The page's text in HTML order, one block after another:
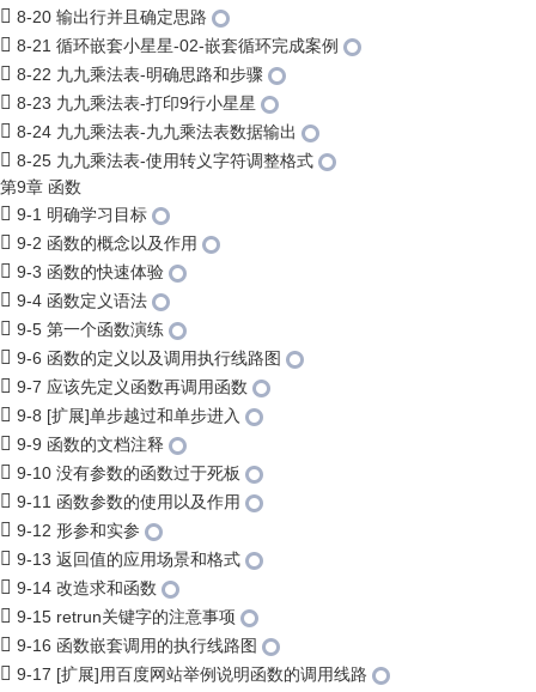
8-20 输出行并且确定思路
8-21 循环嵌套小星星-02-嵌套循环完成案例
8-22 九九乘法表-明确思路和步骤
8-23 九九乘法表-打印9行小星星
8-24 九九乘法表-九九乘法表数据输出
8-25 九九乘法表-使用转义字符调整格式
第9章 函数
9-1 明确学习目标
9-2 函数的概念以及作用
9-3 函数的快速体验
9-4 函数定义语法
9-5 第一个函数演练
9-6 函数的定义以及调用执行线路图
9-7 应该先定义函数再调用函数
9-8 [扩展]单步越过和单步进入
9-9 函数的文档注释
9-10 没有参数的函数过于死板
9-11 函数参数的使用以及作用
9-12 形参和实参
9-13 返回值的应用场景和格式
9-14 改造求和函数
9-15 retrun关键字的注意事项
9-16 函数嵌套调用的执行线路图
9-17 [扩展]用百度网站举例说明函数的调用线路